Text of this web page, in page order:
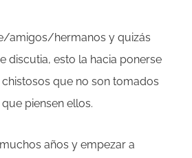
amigos/hermanos y quizás
discutia, esto la hacia ponerse
que no son tomados
piensen ellos.
años y empezar a